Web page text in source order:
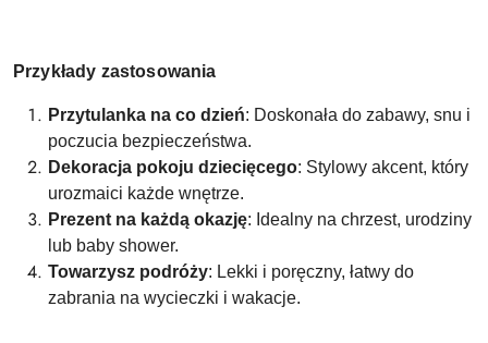
Przykłady zastosowania
Przytulanka na co dzień: Doskonała do zabawy, snu i
poczucia bezpieczeństwa.
Dekoracja pokoju dziecięcego: Stylowy akcent, który
urozmaici każde wnętrze.
Prezent na każdą okazję: Idealny na chrzest, urodziny
lub baby shower.
Towarzysz podróży: Lekki i poręczny, łatwy do
zabrania na wycieczki i wakacje.